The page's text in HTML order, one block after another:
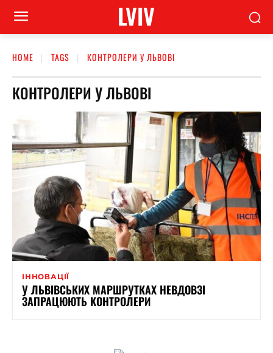
LVIV
HOME TAGS КОНТРОЛЕРИ У ЛЬВОВІ
КОНТРОЛЕРИ У ЛЬВОВІ
ІННОВАЦІЇ
У ЛЬВІВСЬКИХ МАРШРУТКАХ НЕВДОВЗІ
ЗАПРАЦЮЮТЬ КОНТРОЛЕРИ